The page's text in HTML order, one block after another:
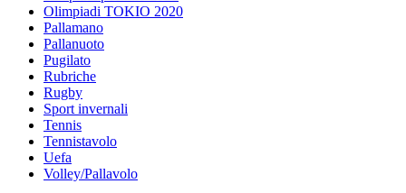
Olimpiadi TOKIO 2020
Pallamano
Pallanuoto
Pugilato
Rubriche
Rugby
Sport invernali
Tennis
Tennistavolo
Uefa
Volley/Pallavolo